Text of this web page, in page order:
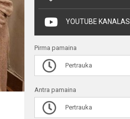
YOUTUBE KANALAS
Pirma pamaina
Pertrauka
Antra pamaina
Pertrauka